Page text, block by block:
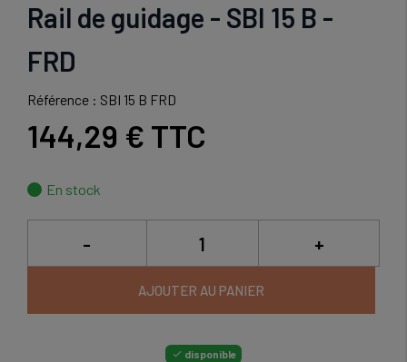
Rail de guidage - SBI 15 B -
FRD
Référence : SBI 15 B FRD
144,29 € TTC
En stock
- +
AJOUTER AU PANIER
 disponible